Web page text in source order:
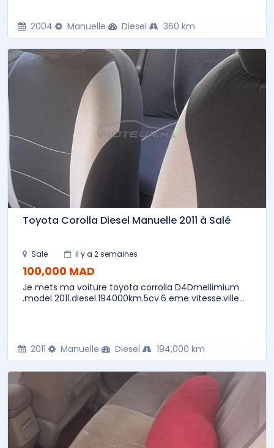
2004 Manuelle Diesel 360 km
Toyota Corolla Diesel Manuelle 2011 à Salé
Sale il y a 2 semaines
100,000 MAD
Je mets ma voiture toyota corrolla D4Dmellimium
.model 2011.diesel.194000km.5cv.6 eme vitesse.ville...
2011 Manuelle Diesel 194,000 km